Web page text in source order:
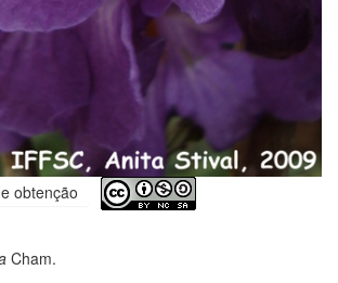
obtenção
Cham.